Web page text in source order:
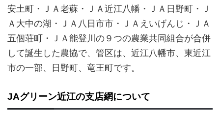
安土町・ＪＡ老蘇・ＪＡ近江八幡・ＪＡ日野町・Ｊ
Ａ大中の湖・ＪＡ八日市市・ＪＡえいげんじ・ＪＡ
五個荘町・ＪＡ能登川の９つの農業共同組合が合併
して誕生した農協で、管区は、近江八幡市、東近江
市の一部、日野町、竜王町です。
JAグリーン近江の支店網について